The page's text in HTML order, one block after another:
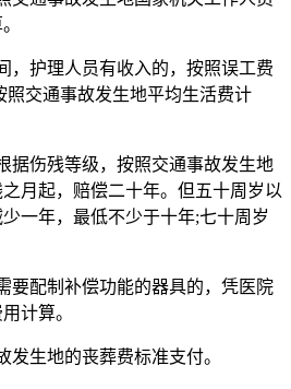
，护理人员有收入的，按照误工费
照交通事故发生地平均生活费计
据伤残等级，按照交通事故发生地
月起，赔偿二十年。但五十周岁以
一年，最低不少于十年;七十周岁
要配制补偿功能的器具的，凭医院
计算。
发生地的丧葬费标准支付。